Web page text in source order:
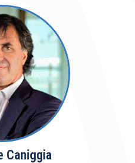
Caniggia